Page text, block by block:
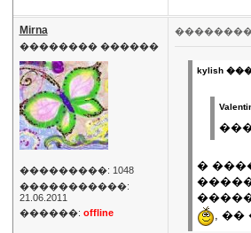
Mirna
�������� ������
���������: 1048
�����������:
21.06.2011
������: offline
��������:
kylish
�
,